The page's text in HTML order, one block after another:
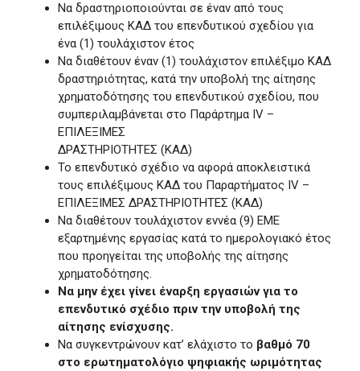
Να δραστηριοποιούνται σε έναν από τους
επιλέξιμους ΚΑΔ του επενδυτικού σχεδίου για
ένα (1) τουλάχιστον έτος
Να διαθέτουν έναν (1) τουλάχιστον επιλέξιμο ΚΑΔ
δραστηριότητας, κατά την υποβολή της αίτησης
χρηματοδότησης του επενδυτικού σχεδίου, που
συμπεριλαμβάνεται στο Παράρτημα IV –
EΠΙΛΕΞΙΜΕΣ
ΔΡΑΣΤΗΡΙΟΤΗΤΕΣ (ΚΑΔ)
Το επενδυτικό σχέδιο να αφορά αποκλειστικά
τους επιλέξιμους ΚΑΔ του Παραρτήματος IV –
EΠΙΛΕΞΙΜΕΣ ΔΡΑΣΤΗΡΙΟΤΗΤΕΣ (ΚΑΔ)
Να διαθέτουν τουλάχιστον εννέα (9) ΕΜΕ
εξαρτημένης εργασίας κατά το ημερολογιακό έτος
που προηγείται της υποβολής της αίτησης
χρηματοδότησης.
Να μην έχει γίνει έναρξη εργασιών για το
επενδυτικό σχέδιο πριν την υποβολή της
αίτησης ενίσχυσης.
Να συγκεντρώνουν κατ’ ελάχιστο το βαθμό 70
στο ερωτηματολόγιο ψηφιακής ωριμότητας